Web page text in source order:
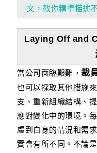
文，教你精準描述
Laying Off and
當公司面臨艱難， 裁
也可以採取其他措施
支、重新組織結構、
應對變化中的環境。
慮到自身的情況和需
實會有所不同。不論